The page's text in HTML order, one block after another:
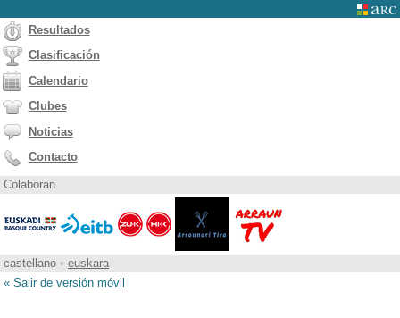
Resultados
Clasificación
Calendario
Clubes
Noticias
Contacto
Colaboran
castellano • euskara
« Salir de versión móvil